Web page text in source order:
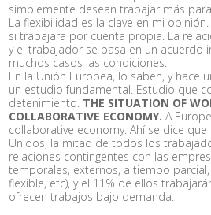
simplemente desean trabajar más
La flexibilidad es la clave en mi
si trabajara por cuenta propia. La
y el trabajador se basa en un acuerdo
muchos casos las condiciones.
En la Unión Europea, lo saben, y hace
un estudio fundamental. Estudio que
detenimiento. THE SITUATION OF
COLLABORATIVE ECONOMY. A
collaborative economy. Ahí se dice
Unidos, la mitad de todos los
relaciones contingentes con las
temporales, externos, a tiempo
flexible, etc), y el 11% de ellos
ofrecen trabajos bajo demanda.